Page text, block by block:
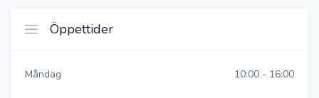
Öppettider
Måndag 10:00 - 16:00